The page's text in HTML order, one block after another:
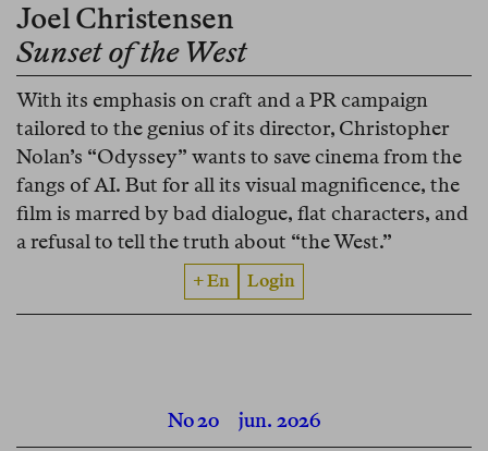
Joel Christensen
Sunset of the West
With its emphasis on craft and a PR campaign
tailored to the genius of its director, Christopher
Nolan’s “Odyssey” wants to save cinema from the
fangs of AI. But for all its visual magnificence, the
film is marred by bad dialogue, flat characters, and
a refusal to tell the truth about “the West.”
+ En Login
No 20 jun. 2026